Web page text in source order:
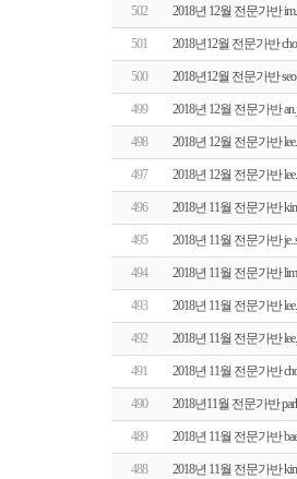
502 2018년 12월 전문가반
501 2018년12월 전문가반
500 2018년12월 전문가반
499 2018년 12월 전문가반
498 2018년 12월 전문가반
497 2018년 12월 전문가반
496 2018년 11월 전문가반
495 2018년 11월 전문가반
494 2018년 11월 전문가반
493 2018년 11월 전문가반
492 2018년 11월 전문가반
491 2018년 11월 전문가반
490 2018년11월 전문가반
489 2018년 11월 전문가반
488 2018년 11월 전문가반